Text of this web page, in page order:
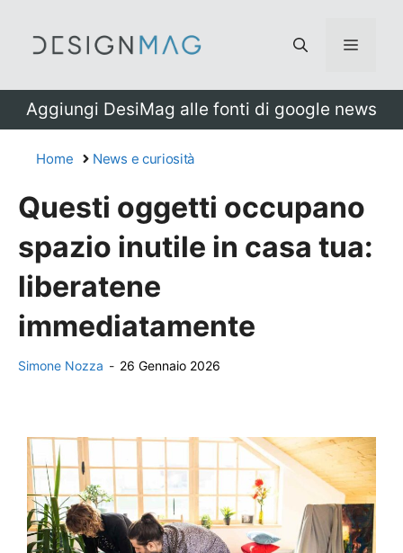
Menu
Aggiungi DesiMag alle fonti di google news
Home News e curiosità
Questi oggetti occupano
spazio inutile in casa tua:
liberatene
immediatamente
Simone Nozza - 26 Gennaio 2026